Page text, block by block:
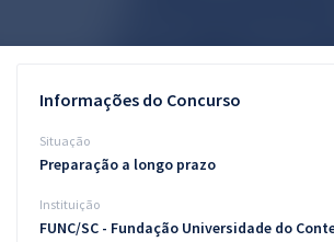
Conteúdo gratuito
Blog
Informações do Concurso
Situação
Preparação a longo prazo
Instituição
FUNC/SC - Fundação Universidade do